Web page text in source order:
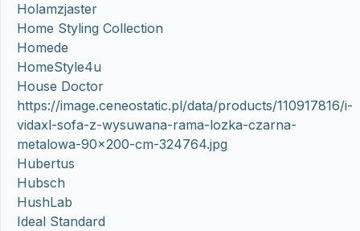
Holamzjaster
Home Styling Collection
Homede
HomeStyle4u
House Doctor
https://image.ceneostatic.pl/data/products/110917816/i-
vidaxl-sofa-z-wysuwana-rama-lozka-czarna-
metalowa-90×200-cm-324764.jpg
Hubertus
Hubsch
HushLab
Ideal Standard